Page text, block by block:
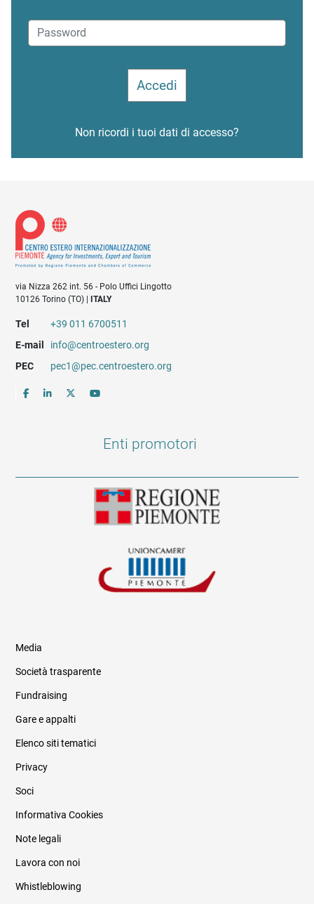
Non ricordi i tuoi dati di accesso?
via Nizza 262 int. 56 - Polo Uffici Lingotto
10126 Torino (TO) |
ITALY
Tel
+39 011 6700511
E-mail
info@centroestero.org
PEC
pec1@pec.centroestero.org
Enti promotori
Informazioni legali e trasparenza
Media
Società trasparente
Fundraising
Gare e appalti
Elenco siti tematici
Privacy
Soci
Informativa Cookies
Note legali
Lavora con noi
Whistleblowing